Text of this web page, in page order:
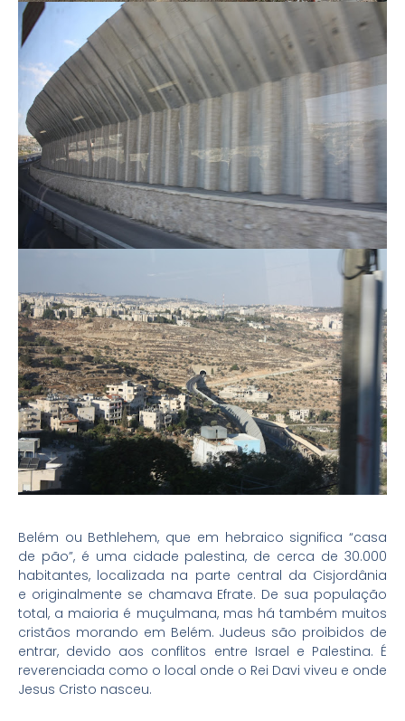
Belém ou Bethlehem, que em hebraico significa “casa
de pão”, é uma cidade palestina, de cerca de 30.000
habitantes, localizada na parte central da Cisjordânia
e originalmente se chamava Efrate. De sua população
total, a maioria é muçulmana, mas há também muitos
cristãos morando em Belém. Judeus são proibidos de
entrar, devido aos conflitos entre Israel e Palestina. É
reverenciada como o local onde o Rei Davi viveu e onde
Jesus Cristo nasceu.